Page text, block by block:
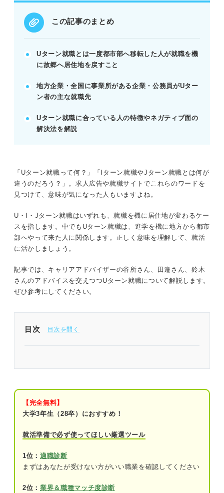
Uターン就職を迷った時の進め方
立ち止まらず、地方と都市部の両方の企業を比較検
討する。
数十年後のライフイベントを見据え、総合的に判断
する。
など多角的に検討しよう。
記事の該当箇所を見る
Uターン就職とは？ 意味を押さえて的確に就活
も押さえよう
データから知る！ Uターン就職者の実態
価値観次第！ Uターン就職のメリットを感じや
すい人の特徴
※AIの特性上、間違いが含まれている場合があります。記事本文
と併せてご確認ください。
この記事のまとめ
Uターン就職とは一度都市部へ移転した人が就職を機
に故郷へ居住地を戻すこと
地方企業・全国に事業所がある企業・公務員がUター
ン者の主な就職先
Uターン就職に合っている人の特徴やネガティブ面の
解決法を解説
「Uターン就職って何？」「Iターン就職やJターン就職とは何が
違うのだろう？」。求人広告や就職サイトでこれらのワードを
見つけて、意味が気になった人もいますよね。
U・I・Jターン就職はいずれも、就職を機に居住地が変わるケー
スを指します。中でもUターン就職は、進学を機に地方から都市
部へやって来た人に関係します。正しく意味を理解して、就活
に活かしましょう。
記事では、キャリアアドバイザーの谷所さん、田邉さん、鈴木
さんのアドバイスを交えつつUターン就職について解説します。
ぜひ参考にしてください。
目次
就活生必見！ 好印象を生む就活マナーを手
さえよう
Uターン就職の例
【完全無料】
大学3年生（28卒）におすすめ！
就活準備で必ず使ってほしい厳選ツール
1位： 適職診断
まずはあなたが受けない方がいい職業を確認してください
2位： 業界＆職種マッチ度診断